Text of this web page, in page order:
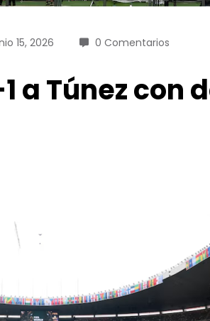
15, 2026 0 Comentarios
a Túnez con